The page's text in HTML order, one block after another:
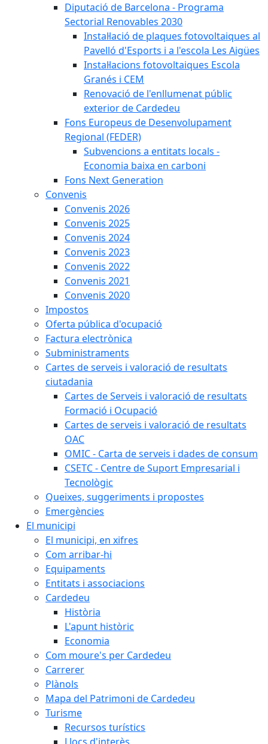
Diputació de Barcelona - Programa
Sectorial Renovables 2030
Instal·lació de plaques fotovoltaiques al
Pavelló d'Esports i a l'escola Les Aigües
Instal·lacions fotovoltaiques Escola
Granés i CEM
Renovació de l'enllumenat públic
exterior de Cardedeu
Fons Europeus de Desenvolupament
Regional (FEDER)
Subvencions a entitats locals -
Economia baixa en carboni
Fons Next Generation
Convenis
Convenis 2026
Convenis 2025
Convenis 2024
Convenis 2023
Convenis 2022
Convenis 2021
Convenis 2020
Impostos
Oferta pública d'ocupació
Factura electrònica
Subministraments
Cartes de serveis i valoració de resultats
ciutadania
Cartes de Serveis i valoració de resultats
Formació i Ocupació
Cartes de serveis i valoració de resultats
OAC
OMIC - Carta de serveis i dades de consum
CSETC - Centre de Suport Empresarial i
Tecnològic
Queixes, suggeriments i propostes
Emergències
El municipi
El municipi, en xifres
Com arribar-hi
Equipaments
Entitats i associacions
Cardedeu
Història
L'apunt històric
Economia
Com moure's per Cardedeu
Carrerer
Plànols
Mapa del Patrimoni de Cardedeu
Turisme
Recursos turístics